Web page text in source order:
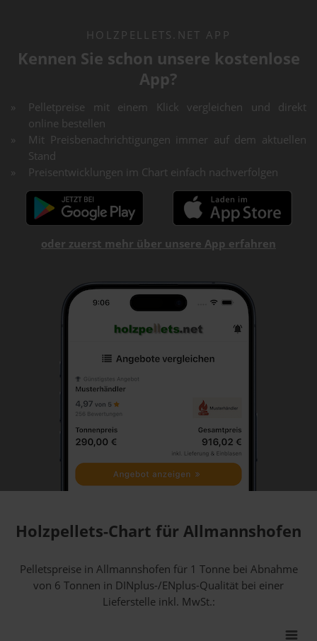
HOLZPELLETS.NET APP
Kennen Sie schon unsere kostenlose
App?
Pelletpreise mit einem Klick vergleichen und direkt
online bestellen
Mit Preisbenachrichtigungen immer auf dem aktuellen
Stand
Preisentwicklungen im Chart einfach nachverfolgen
oder zuerst mehr über unsere App erfahren
Holzpellets-Chart für Allmannshofen
Pelletspreise in Allmannshofen für 1 Tonne bei Abnahme
von 6 Tonnen in DINplus-/ENplus-Qualität bei einer
Lieferstelle inkl. MwSt.: